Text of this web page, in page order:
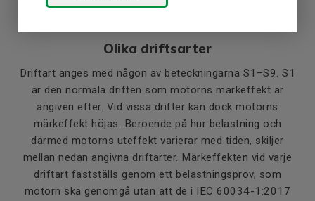
Olika driftsarter
Driftart anges med någon av beteckningarna S1–S9. S1
är den normala driften som motorns märkeffekt är
angiven efter. Vid vissa drifter kan dock motorns
märkeffekt höjas. Beroende på hur belastning och
därmed motorns uteffekt varierar med tiden, skiljer
mellan nedan angivna driftarter. Märkeffekten vid varje
driftart fastställs genom ett belastningsprov, som
motorn ska genomgå utan att de i IEC 60034-1:2017